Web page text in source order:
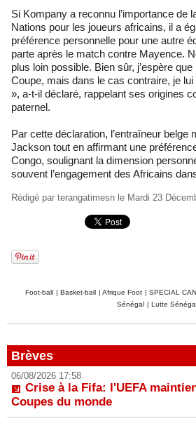
Si Kompany a reconnu l’importance de
Nations pour les joueurs africains, il a
préférence personnelle pour une autre
parte après le match contre Mayence.
plus loin possible. Bien sûr, j’espère
Coupe, mais dans le cas contraire, je
», a-t-il déclaré, rappelant ses origines
paternel.
Par cette déclaration, l’entraîneur belge
Jackson tout en affirmant une
Congo, soulignant la dimension
souvent l’engagement des Africains
Rédigé par terangatimesn le Mardi 23
Foot-ball | Basket-ball | Afrique Foot | SPECIAL
Sénégal | Lutte
Brèves
06/08/2026 17:58
Crise à la Fifa: l'UEFA
Coupes du monde